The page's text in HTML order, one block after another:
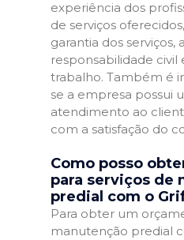
experiência dos
de serviços
garantia dos
responsabilidade civil
trabalho. Também é
se a empresa possui
atendimento ao
com a satisfação do
Como posso
para serviços de
predial com o
Para obter um
manutenção predial